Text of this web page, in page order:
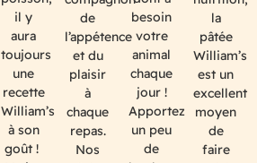
il y
aura
toujours
une
recette
William’s
à son
goût !
de
l’appétence
et du
plaisir
à
chaque
repas.
Nos
besoin
votre
animal
chaque
jour !
Apportez
un peu
de
la
pâtée
William’s
est un
excellent
moyen
de
faire